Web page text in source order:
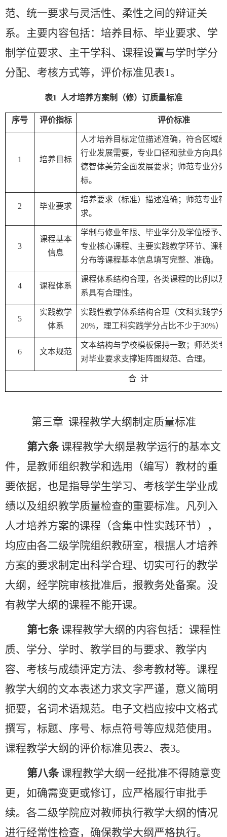
范、统一要求与灵活性、柔性之间的辩证关
系。主要内容包括：培养目标、毕业要求、学
制学位要求、主干学科、课程设置与学时学分
分配、考核方式等，评价标准见表1。
表1 人才培养方案制（修）订质量标准
序号 评价指标 评价标准
1 培养目标
人才培养目标定位描述准确，符合区域
行业发展需要，专业口径和就业方向具
德智体美劳全面发展要求 ；师范专业分
标。
2 毕业要求
培养要求（标准）描述准确；师范专业
求。
3
课程基本
信息
学制与修业年限、毕业学分及学位授予
专业核心课程、主要实践教学环节、课
分布等课程基本信息填写完整、准确。
4 课程体系
课程体系结构合理，各类课程的比例以
系具有合理性。
5
实践教学
体系
实践性教学体系结构合理（文科实践学
20%，理工科实践学分占比不少于30%）
6 文本规范
文本结构与学校模板保持一致；师范类
对毕业要求支撑矩阵图规范、合理。
合 计
第三章 课程教学大纲制定质量标准
第六条 课程教学大纲是教学运行的基本文
件，是教师组织教学和选用（编写）教材的重
要依据，也是指导学生学习、考核学生学业成
绩以及组织教学质量检查的重要标准。凡列入
人才培养方案的课程（含集中性实践环节），
均应由各二级学院组织教研室，根据人才培养
方案的要求制定出科学合理、切实可行的教学
大纲，经学院审核批准后，报教务处备案。没
有教学大纲的课程不能开课。
第七条 课程教学大纲的内容包括：课程性
质、学分、学时、教学目的与要求、教学内
容、考核与成绩评定方法、参考教材等。课程
教学大纲的文本表述力求文字严谨，意义简明
扼要，名词术语规范。电子文档应按中文格式
撰写，标题、序号、标点符号等应规范使用。
课程教学大纲的评价标准见表2、表3。
第八条 课程教学大纲一经批准不得随意变
更，如确需变更或修订，应严格履行审批手
续。各二级学院应对教师执行教学大纲的情况
进行经常性检查，确保教学大纲严格执行。